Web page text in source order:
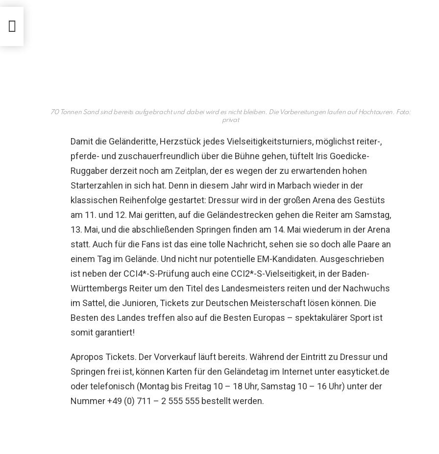
70 Tonnen Sand sind bereits aufgebracht und dabei wird es nicht bleiben. Die Vorbereitungen laufen auf Hochtouren. Foto:
privat
Damit die Geländeritte, Herzstück jedes Vielseitigkeitsturniers, möglichst reiter-,
pferde- und zuschauerfreundlich über die Bühne gehen, tüftelt Iris Goedicke-
Ruggaber derzeit noch am Zeitplan, der es wegen der zu erwartenden hohen
Starterzahlen in sich hat. Denn in diesem Jahr wird in Marbach wieder in der
klassischen Reihenfolge gestartet: Dressur wird in der großen Arena des Gestüts
am 11. und 12. Mai geritten, auf die Geländestrecken gehen die Reiter am Samstag,
13. Mai, und die abschließenden Springen finden am 14. Mai wiederum in der Arena
statt. Auch für die Fans ist das eine tolle Nachricht, sehen sie so doch alle Paare an
einem Tag im Gelände. Und nicht nur potentielle EM-Kandidaten. Ausgeschrieben
ist neben der CCI4*-S-Prüfung auch eine CCI2*-S-Vielseitigkeit, in der Baden-
Württembergs Reiter um den Titel des Landesmeisters reiten und der Nachwuchs
im Sattel, die Junioren, Tickets zur Deutschen Meisterschaft lösen können. Die
Besten des Landes treffen also auf die Besten Europas – spektakulärer Sport ist
somit garantiert!
Apropos Tickets. Der Vorverkauf läuft bereits. Während der Eintritt zu Dressur und
Springen frei ist, können Karten für den Geländetag im Internet unter easyticket.de
oder telefonisch (Montag bis Freitag 10 – 18 Uhr, Samstag 10 – 16 Uhr) unter der
Nummer +49 (0) 711 – 2 555 555 bestellt werden.